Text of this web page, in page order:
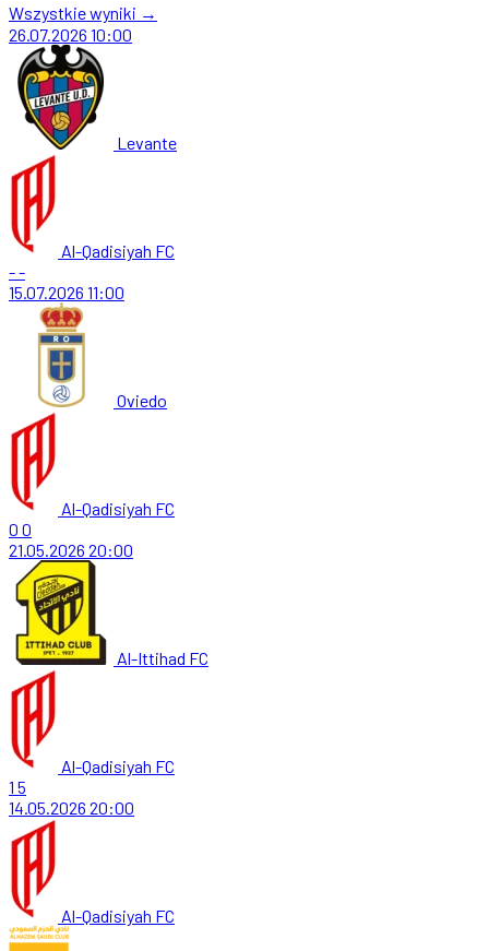
Wszystkie wyniki →
26.07.2026 10:00
Levante
Al-Qadisiyah FC
--
15.07.2026 11:00
Oviedo
Al-Qadisiyah FC
0 0
21.05.2026 20:00
Al-Ittihad FC
Al-Qadisiyah FC
1 5
14.05.2026 20:00
Al-Qadisiyah FC